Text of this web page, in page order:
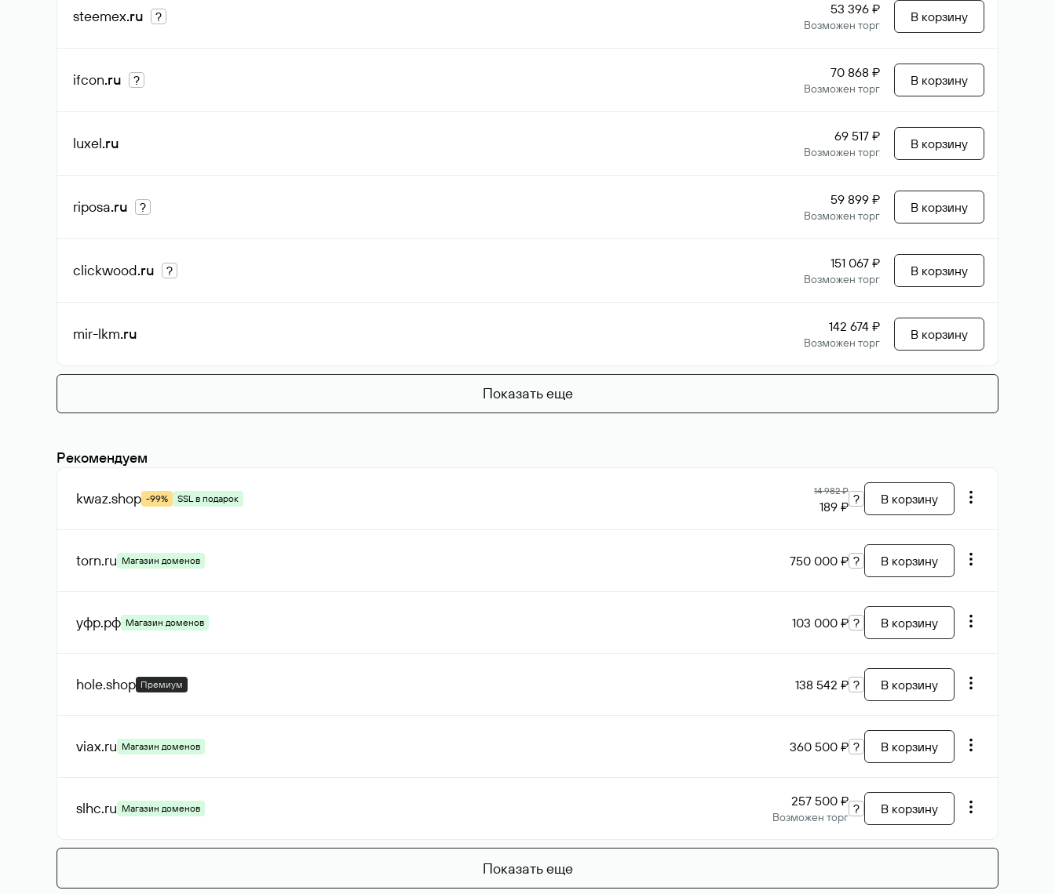
steemex.ru ? 53 396 ₽
Возможен торг
В корзину
ifcon.ru ? 70 868 ₽
Возможен торг
В корзину
luxel.ru 69 517 ₽
Возможен торг
В корзину
riposa.ru ? 59 899 ₽
Возможен торг
В корзину
clickwood.ru ? 151 067 ₽
Возможен торг
В корзину
mir-lkm.ru 142 674 ₽
Возможен торг
В корзину
Показать еще
Рекомендуем
kwaz.shop -99% SSL в подарок
14 982 ₽
189 ₽ ? В корзину
torn.ru Магазин доменов 750 000 ₽ ? В корзину
уфр.рф Магазин доменов 103 000 ₽ ? В корзину
hole.shop Премиум 138 542 ₽ ? В корзину
viax.ru Магазин доменов 360 500 ₽ ? В корзину
slhc.ru Магазин доменов 257 500 ₽
Возможен торг
? В корзину
Показать еще